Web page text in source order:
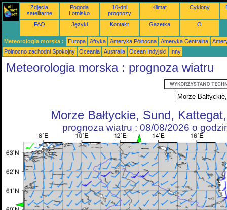
Zdjęcia
satelitarne
Pogoda
Lotnisko
10-dni
prognozy
Klimat Cyklony
FAQ Języki Kontakt Gazetka O
Meteorologia morska : Europa Afryka Ameryka Północna Ameryka Centralna
Północno zachodni Spokojny
Oceania Australia Ocean Indyjski Inny
Meteorologia morska : prognoza wiatru
Morze Bałtyckie, Sund,
prognoza wiatru : 08/08/2026 o